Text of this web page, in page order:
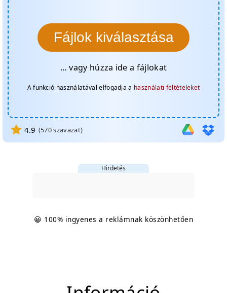
Fájlok kiválasztása
… vagy húzza ide a fájlokat
A funkció használatával elfogadja a használati feltételeket
4.9 (570szavazat)
Hirdetés
😀 100% ingyenes a reklámnak köszönhetően